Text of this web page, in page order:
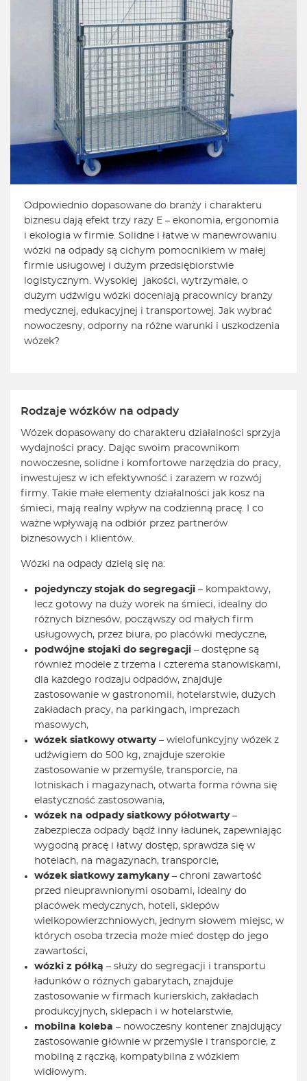
Odpowiednio dopasowane do branży i charakteru
biznesu dają efekt trzy razy E – ekonomia, ergonomia
i ekologia w firmie. Solidne i łatwe w manewrowaniu
wózki na odpady są cichym pomocnikiem w małej
firmie usługowej i dużym przedsiębiorstwie
logistycznym. Wysokiej jakości, wytrzymałe, o
dużym udźwigu wózki doceniają pracownicy branży
medycznej, edukacyjnej i transportowej. Jak wybrać
nowoczesny, odporny na różne warunki i uszkodzenia
wózek?
Rodzaje wózków na odpady
Wózek dopasowany do charakteru działalności sprzyja
wydajności pracy. Dając swoim pracownikom
nowoczesne, solidne i komfortowe narzędzia do pracy,
inwestujesz w ich efektywność i zarazem w rozwój
firmy. Takie małe elementy działalności jak kosz na
śmieci, mają realny wpływ na codzienną pracę. I co
ważne wpływają na odbiór przez partnerów
biznesowych i klientów.
Wózki na odpady dzielą się na:
pojedynczy stojak do segregacji – kompaktowy,
lecz gotowy na duży worek na śmieci, idealny do
różnych biznesów, począwszy od małych firm
usługowych, przez biura, po placówki medyczne,
podwójne stojaki do segregacji – dostępne są
również modele z trzema i czterema stanowiskami,
dla każdego rodzaju odpadów, znajduje
zastosowanie w gastronomii, hotelarstwie, dużych
zakładach pracy, na parkingach, imprezach
masowych,
wózek siatkowy otwarty– wielofunkcyjny wózek z
udźwigiem do 500 kg, znajduje szerokie
zastosowanie w przemyśle, transporcie, na
lotniskach i magazynach, otwarta forma równa się
elastyczność zastosowania,
wózek na odpady siatkowy półotwarty–
zabezpiecza odpady bądź inny ładunek, zapewniając
wygodną pracę i łatwy dostęp, sprawdza się w
hotelach, na magazynach, transporcie,
wózek siatkowy zamykany– chroni zawartość
przed nieuprawnionymi osobami, idealny do
placówek medycznych, hoteli, sklepów
wielkopowierzchniowych, jednym słowem miejsc, w
których osoba trzecia może mieć dostęp do jego
zawartości,
wózki z półką – służy do segregacji i transportu
ładunków o różnych gabarytach, znajduje
zastosowanie w firmach kurierskich, zakładach
produkcyjnych, sklepach i w hotelarstwie,
mobilna koleba – nowoczesny kontener znajdujący
zastosowanie głównie w przemyśle i transporcie, z
mobilną z rączką, kompatybilna z wózkiem
widłowym.